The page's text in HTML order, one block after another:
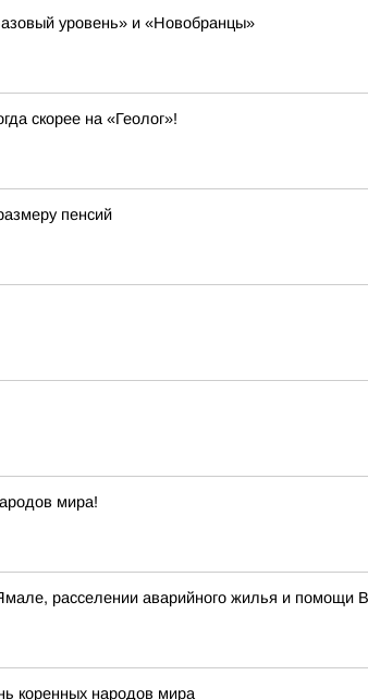
уровень» и «Новобранцы»
скорее на «Геолог»!
пенсий
мира!
расселении аварийного жилья и помощи
коренных народов мира